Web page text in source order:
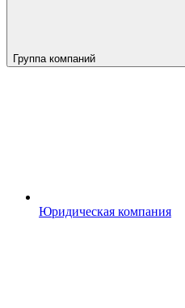
Группа компаний
Юридическая компания